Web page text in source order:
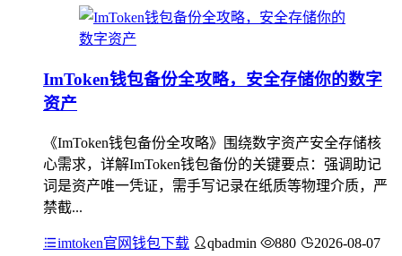
ImToken钱包备份全攻略，安全存储你的数字
资产
《ImToken钱包备份全攻略》围绕数字资产安全存储核
心需求，详解ImToken钱包备份的关键要点：强调助记
词是资产唯一凭证，需手写记录在纸质等物理介质，严
禁截...
imtoken官网钱包下载 qbadmin 880 2026-08-07